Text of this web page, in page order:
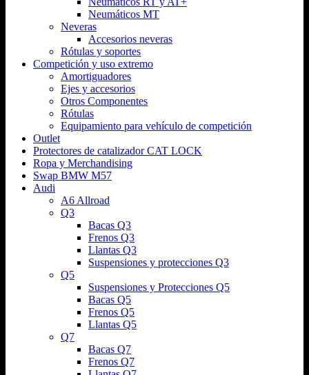
Neumáticos MT
Neveras
Accesorios neveras
Rótulas y soportes
Competición y uso extremo
Amortiguadores
Ejes y accesorios
Otros Componentes
Rótulas
Equipamiento para vehículo de competición
Outlet
Protectores de catalizador CAT LOCK
Ropa y Merchandising
Swap BMW M57
Audi
A6 Allroad
Q3
Bacas Q3
Frenos Q3
Llantas Q3
Suspensiones y protecciones Q3
Q5
Suspensiones y Protecciones Q5
Bacas Q5
Frenos Q5
Llantas Q5
Q7
Bacas Q7
Frenos Q7